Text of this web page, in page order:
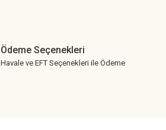
Ödeme Seçenekleri
Havale ve EFT Seçenekleri ile Ödeme